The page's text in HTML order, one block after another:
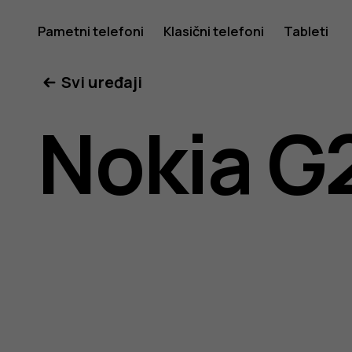
Nokia
G20
uputstvo
Pametni telefoni Klasični telefoni Tableti
Svi uređaji
Nokia